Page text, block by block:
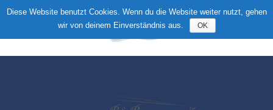
navigation
Diese Website benutzt Cookies. Wenn du die Website weiter nutzt, gehen
wir von deinem Einverständnis aus.
OK